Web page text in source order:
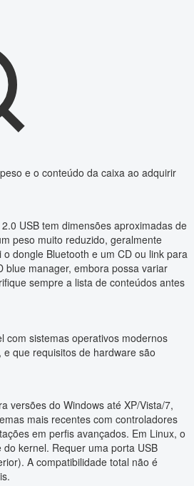
e o conteúdo da caixa ao adquirir
USB tem dimensões aproximadas de
peso muito reduzido, geralmente
dongle Bluetooth e um CD ou link para
blue manager, embora possa variar
sempre a lista de conteúdos antes
com sistemas operativos modernos
que requisitos de hardware são
versões do Windows até XP/Vista/7,
mais recentes com controladores
em perfis avançados. Em Linux, o
kernel. Requer uma porta USB
A compatibilidade total não é